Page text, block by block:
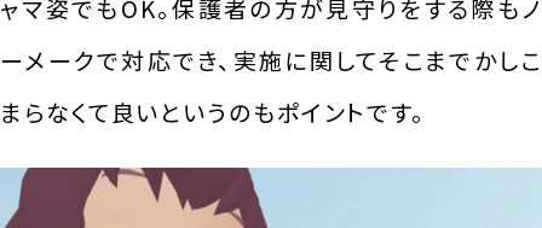
ャマ姿でもOK。保護者の方が見守りをする際もノ
ーメークで対応でき、実施に関してそこまでかしこ
まらなくて良いというのもポイントです。